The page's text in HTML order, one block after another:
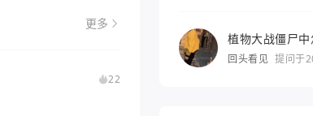
更多
22
植物大战僵尸
回头看见 提问于